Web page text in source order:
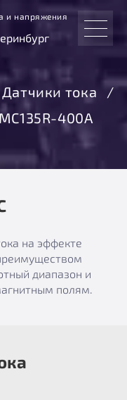
и напряжения
Датчики тока
400A
на эффекте
диапазон и
полям.